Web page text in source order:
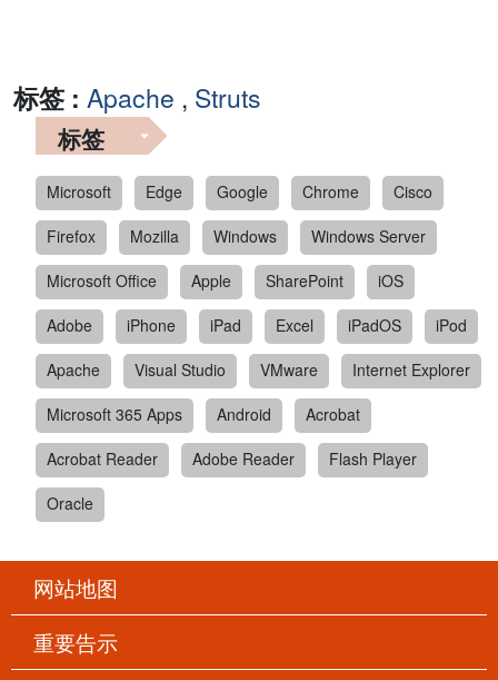
标签 : Apache , Struts
标签
Microsoft Edge Google Chrome
Cisco
Firefox
Mozilla Windows
Windows Server
Microsoft Office
Apple SharePoint
iOS
Adobe
iPhone iPad Excel iPadOS
iPod
Apache
Visual Studio VMware
Internet Explorer
Microsoft 365 Apps
Android
Acrobat
Acrobat Reader
Adobe Reader
Flash Player
Oracle
网站地图
重要告示